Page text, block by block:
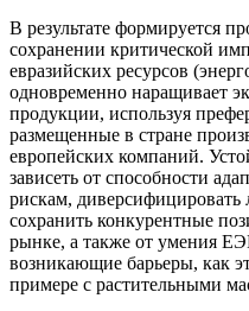
В результате формируется
сохранении критической
евразийских ресурсов
одновременно наращивает
продукции, используя
размещенные в стране
европейских компаний.
зависеть от способности
рискам,
сохранить конкурентные
рынке, а также от умения
возникающие барьеры, как
примере с растительными